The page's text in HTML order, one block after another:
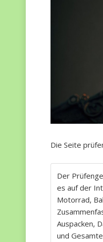
Die Seite
Der
es auf der
Motorrad,
Auspacken,
und